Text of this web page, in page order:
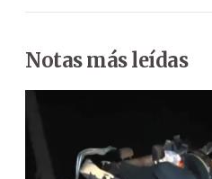
Notas más leídas